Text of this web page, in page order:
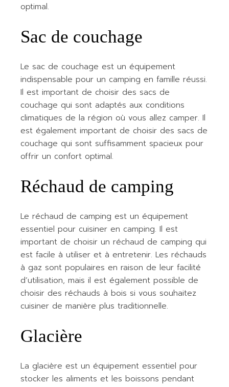
optimal.
Sac de couchage
Le sac de couchage est un équipement
indispensable pour un camping en famille réussi.
Il est important de choisir des sacs de
couchage qui sont adaptés aux conditions
climatiques de la région où vous allez camper. Il
est également important de choisir des sacs de
couchage qui sont suffisamment spacieux pour
offrir un confort optimal.
Réchaud de camping
Le réchaud de camping est un équipement
essentiel pour cuisiner en camping. Il est
important de choisir un réchaud de camping qui
est facile à utiliser et à entretenir. Les réchauds
à gaz sont populaires en raison de leur facilité
d’utilisation, mais il est également possible de
choisir des réchauds à bois si vous souhaitez
cuisiner de manière plus traditionnelle.
Glacière
La glacière est un équipement essentiel pour
stocker les aliments et les boissons pendant